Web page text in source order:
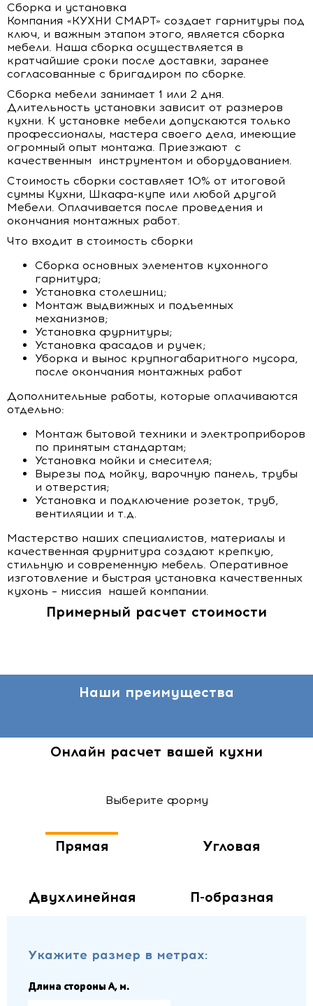
Сборка и установка
Компания «КУХНИ СМАРТ» создает гарнитуры под
ключ, и важным этапом этого, является сборка
мебели. Наша сборка осуществляется в
кратчайшие сроки после доставки, заранее
согласованные с бригадиром по сборке.
Сборка мебели занимает 1 или 2 дня.
Длительность установки зависит от размеров
кухни. К установке мебели допускаются только
профессионалы, мастера своего дела, имеющие
огромный опыт монтажа. Приезжают с
качественным инструментом и оборудованием.
Стоимость сборки составляет 10% от итоговой
суммы Кухни, Шкафа-купе или любой другой
Мебели. Оплачивается после проведения и
окончания монтажных работ.
Что входит в стоимость сборки
Сборка основных элементов кухонного
гарнитура;
Установка столешниц;
Монтаж выдвижных и подъемных
механизмов;
Установка фурнитуры;
Установка фасадов и ручек;
Уборка и вынос крупногабаритного мусора,
после окончания монтажных работ
Дополнительные работы, которые оплачиваются
отдельно:
Монтаж бытовой техники и электроприборов
по принятым стандартам;
Установка мойки и смесителя;
Вырезы под мойку, варочную панель, трубы
и отверстия;
Установка и подключение розеток, труб,
вентиляции и т.д.
Мастерство наших специалистов, материалы и
качественная фурнитура создают крепкую,
стильную и современную мебель. Оперативное
изготовление и быстрая установка качественных
кухонь – миссия нашей компании.
Примерный расчет стоимости
Наши преимущества
Онлайн расчет вашей кухни
Выберите форму
Прямая Угловая
Двухлинейная П-образная
Укажите размер в метрах:
Длина стороны A, м.